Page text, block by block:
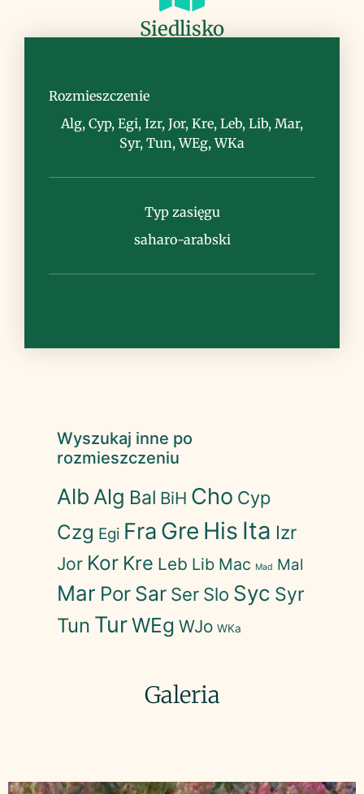
Siedlisko
Uwagi
Rozmieszczenie
Alg, Cyp, Egi, Izr, Jor, Kre, Leb, Lib, Mar,
Syr, Tun, WEg, WKa
Typ zasięgu
saharo-arabski
Wyszukaj inne po
rozmieszczeniu
Alb Alg Bal BiH Cho Cyp
Czg Egi Fra Gre His Ita Izr
Jor Kor Kre Leb Lib Mac Mad Mal
Mar Por Sar Ser Slo Syc Syr
Tun TurWEg WJo WKa
Galeria